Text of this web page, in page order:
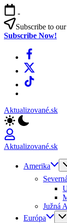
Skip
to
content
-
Subscribe to
Subscribe Now!
Facebook
X
TikTok
Aktualizované.sk
Aktualizované.sk
Amerika
Južná
Európa